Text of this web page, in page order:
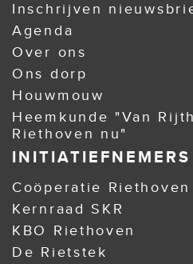
Inschrijven
Agenda
Over ons
Ons dorp
Houwmouw
Heemkunde "Van
Riethoven nu"
INITIATIEFNEMERS
Coöperatie Riethoven
Kernraad SKR
KBO Riethoven
De Rietstek